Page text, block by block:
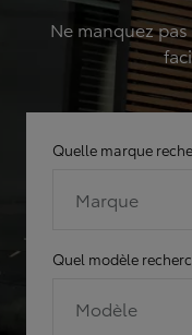
Ne manquez
Quelle marque
Marque
Quel modèle
Modèle